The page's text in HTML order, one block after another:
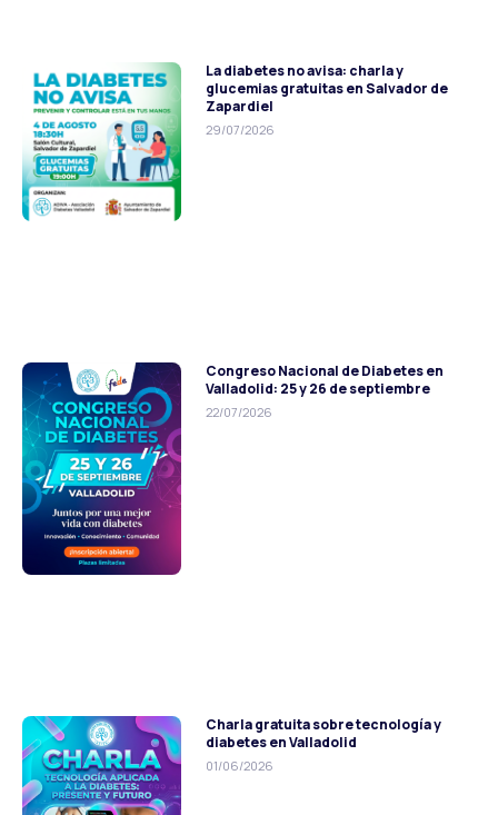
La diabetes no avisa: charla y
glucemias gratuitas en Salvador de
Zapardiel
29/07/2026
Congreso Nacional de Diabetes en
Valladolid: 25 y 26 de septiembre
22/07/2026
Charla gratuita sobre tecnología y
diabetes en Valladolid
01/06/2026